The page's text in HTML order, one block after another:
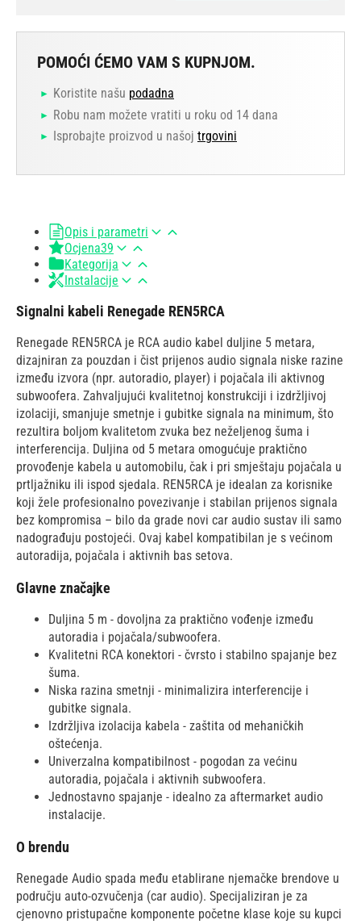
POMOĆI ĆEMO VAM S KUPNJOM.
Koristite našu podadna
Robu nam možete vratiti u roku od 14 dana
Isprobajte proizvod u našoj trgovini
Opis i parametri
Ocjena39
Kategorija
Instalacije
Signalni kabeli Renegade REN5RCA
Renegade REN5RCA je RCA audio kabel duljine 5 metara,
dizajniran za pouzdan i čist prijenos audio signala niske razine
između izvora (npr. autoradio, player) i pojačala ili aktivnog
subwoofera. Zahvaljujući kvalitetnoj konstrukciji i izdržljivoj
izolaciji, smanjuje smetnje i gubitke signala na minimum, što
rezultira boljom kvalitetom zvuka bez neželjenog šuma i
interferencija. Duljina od 5 metara omogućuje praktično
provođenje kabela u automobilu, čak i pri smještaju pojačala u
prtljažniku ili ispod sjedala. REN5RCA je idealan za korisnike
koji žele profesionalno povezivanje i stabilan prijenos signala
bez kompromisa – bilo da grade novi car audio sustav ili samo
nadograđuju postojeći. Ovaj kabel kompatibilan je s većinom
autoradija, pojačala i aktivnih bas setova.
Glavne značajke
Duljina 5 m - dovoljna za praktično vođenje između
autoradia i pojačala/subwoofera.
Kvalitetni RCA konektori - čvrsto i stabilno spajanje bez
šuma.
Niska razina smetnji - minimalizira interferencije i
gubitke signala.
Izdržljiva izolacija kabela - zaštita od mehaničkih
oštećenja.
Univerzalna kompatibilnost - pogodan za većinu
autoradia, pojačala i aktivnih subwoofera.
Jednostavno spajanje - idealno za aftermarket audio
instalacije.
O brendu
Renegade Audio spada među etablirane njemačke brendove u
području auto-ozvučenja (car audio). Specijaliziran je za
cjenovno pristupačne komponente početne klase koje su kupci